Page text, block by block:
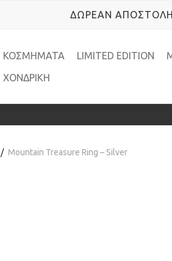
ΚΟΣΜΗΜΑΤΑ LIMITED EDITION
ΧΟΝΔΡΙΚΗ
ΔΩΡΕΑΝ
/ Mountain Treasure Ring – Silver